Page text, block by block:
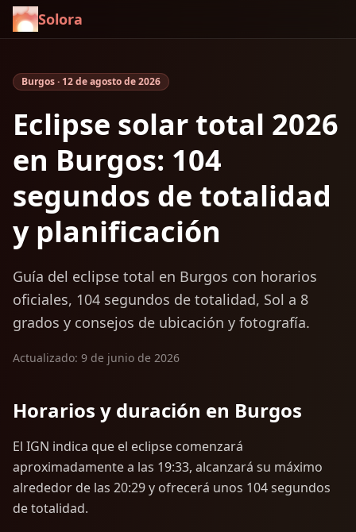
Solora
Burgos · 12 de agosto de 2026
Eclipse solar total 2026
en Burgos: 104
segundos de totalidad
y planificación
Guía del eclipse total en Burgos con horarios
oficiales, 104 segundos de totalidad, Sol a 8
grados y consejos de ubicación y fotografía.
Actualizado: 9 de junio de 2026
Horarios y duración en Burgos
El IGN indica que el eclipse comenzará
aproximadamente a las 19:33, alcanzará su máximo
alrededor de las 20:29 y ofrecerá unos 104 segundos
de totalidad.